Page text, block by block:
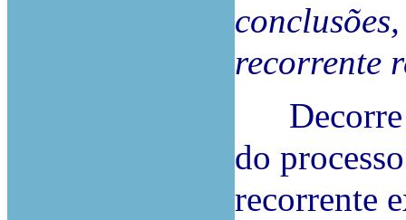
recorrente
Decorre
do
recorrente